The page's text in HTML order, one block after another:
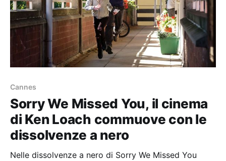
Cannes
Sorry We Missed You, il cinema
di Ken Loach commuove con le
dissolvenze a nero
Nelle dissolvenze a nero di Sorry We Missed You